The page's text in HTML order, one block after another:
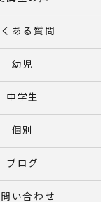
ある質問
幼児
中学生
個別
ブログ
い合わせ